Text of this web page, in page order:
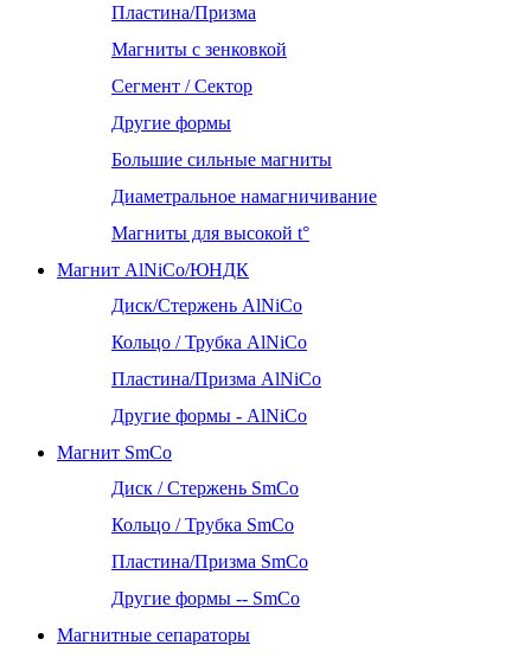
Пластина/Призма
Магниты с зенковкой
Сегмент / Сектор
Другие формы
Большие сильные магниты
Диаметральное намагничивание
Магниты для высокой t°
Магнит AlNiCo/ЮНДК
Диск/Стержень AlNiCo
Кольцо / Трубка AlNiCo
Пластина/Призма AlNiCo
Другие формы - AlNiCo
Магнит SmCo
Диск / Стержень SmCo
Кольцо / Трубка SmCo
Пластина/Призма SmCo
Другие формы -- SmCo
Магнитные сепараторы